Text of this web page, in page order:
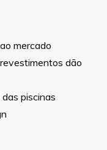
mercado
dão
piscinas